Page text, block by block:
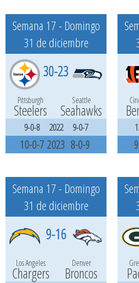
Semana 17 - Domingo
31 de diciembre
30-23
Pittsburgh Seattle
Steelers Seahawks
9-0-8 2022 9-0-7
10-0-7 2023 8-0-9
Semana 17 - Domingo
31 de diciembre
9-16
Los Angeles Denver
Chargers Broncos